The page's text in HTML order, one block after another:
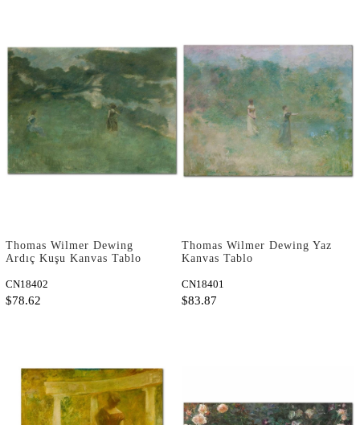
Thomas Wilmer Dewing
Ardıç Kuşu Kanvas Tablo
CN18402
$78.62
Thomas Wilmer Dewing Yaz
Kanvas Tablo
CN18401
$83.87